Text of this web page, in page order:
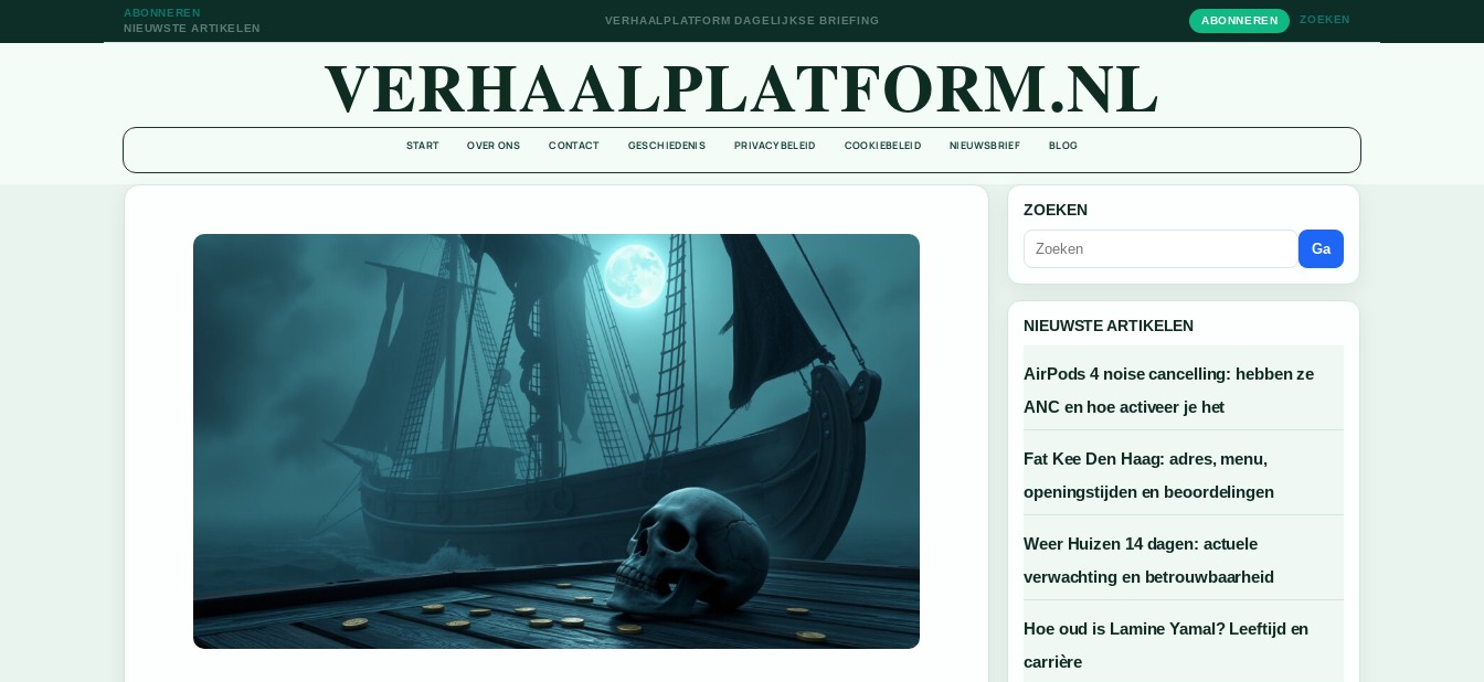
ABONNEREN
NIEUWSTE ARTIKELEN
VERHAALPLATFORM DAGELIJKSE BRIEFING ABONNEREN ZOEKEN
VERHAALPLATFORM.NL
START OVER ONS CONTACT GESCHIEDENIS PRIVACYBELEID COOKIEBELEID NIEUWSBRIEF BLOG
ZOEKEN
Ga
NIEUWSTE ARTIKELEN
AirPods 4 noise cancelling: hebben ze
ANC en hoe activeer je het
Fat Kee Den Haag: adres, menu,
openingstijden en beoordelingen
Weer Huizen 14 dagen: actuele
verwachting en betrouwbaarheid
Hoe oud is Lamine Yamal? Leeftijd en
carrière